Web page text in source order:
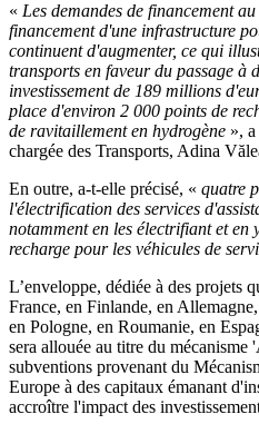
« Les demandes de financement
financement d'une infrastructure
continuent d'augmenter, ce qui
transports en faveur du passage à
investissement de 189 millions
place d'environ 2 000 points de
de ravitaillement en hydrogène »,
chargée des Transports, Adina
En outre, a-t-elle précisé, « quatre
l'électrification des services
notamment en les électrifiant et en
recharge pour les véhicules de
L’enveloppe, dédiée à des projets
France, en Finlande, en
en Pologne, en Roumanie, en
sera allouée au titre du mécanisme
subventions provenant du
Europe à des capitaux émanant
accroître l'impact des